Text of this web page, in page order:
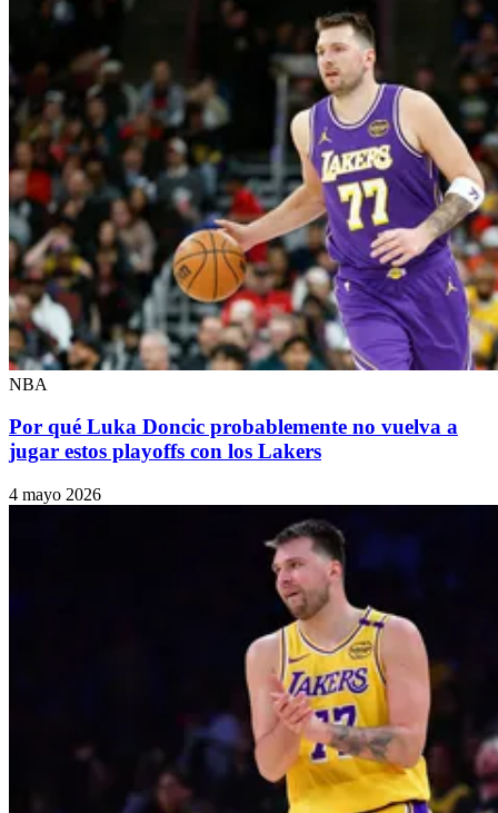
NBA
Por qué Luka Doncic probablemente no vuelva a
jugar estos playoffs con los Lakers
4 mayo 2026